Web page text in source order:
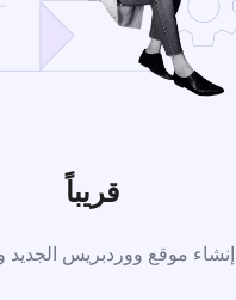
قريباً
إنشاء موقع ووردبريس